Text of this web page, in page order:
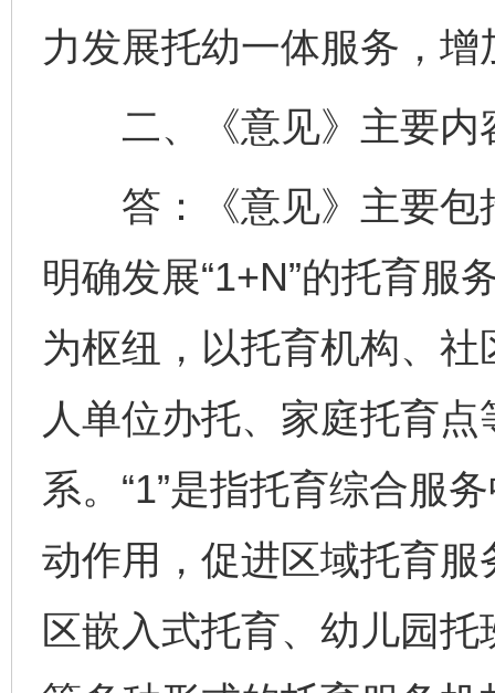
力发展托幼一体服务，
二、《意见》主要内
答：《意见》主要包
明确发展“1+N”的托育服
为枢纽，以托育机构、
人单位办托、家庭托育点
系。“1”是指托育综合服
动作用，促进区域托育服
区嵌入式托育、幼儿园